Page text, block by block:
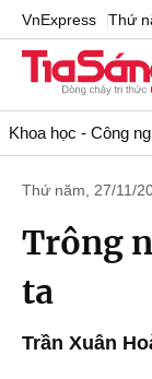
VnExpress Thứ
Khoa học - Công
Thứ năm, 27/11/
Trông
ta
Trần Xuân